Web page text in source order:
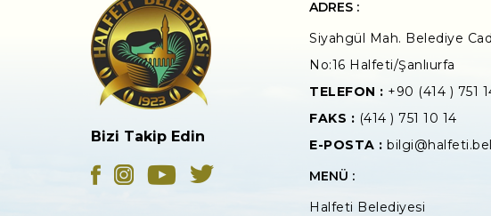
Bizi Takip Edin
ADRES :
Siyahgül Mah. Belediye
No:16 Halfeti/Şanlıurfa
TELEFON : +90 (414 ) 751
FAKS : (414 ) 751 10 14
E-POSTA :
MENÜ :
Halfeti Belediyesi